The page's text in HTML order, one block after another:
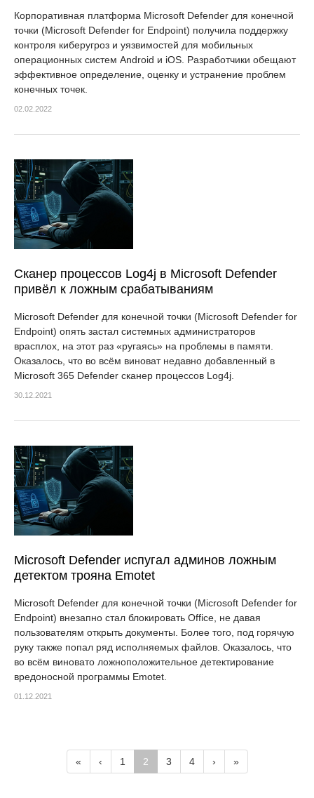
Корпоративная платформа Microsoft Defender для конечной
точки (Microsoft Defender for Endpoint) получила поддержку
контроля киберугроз и уязвимостей для мобильных
операционных систем Android и iOS. Разработчики обещают
эффективное определение, оценку и устранение проблем
конечных точек.
02.02.2022
Сканер процессов Log4j в Microsoft Defender
привёл к ложным срабатываниям
Microsoft Defender для конечной точки (Microsoft Defender for
Endpoint) опять застал системных администраторов
врасплох, на этот раз «ругаясь» на проблемы в памяти.
Оказалось, что во всём виноват недавно добавленный в
Microsoft 365 Defender сканер процессов Log4j.
30.12.2021
Microsoft Defender испугал админов ложным
детектом трояна Emotet
Microsoft Defender для конечной точки (Microsoft Defender for
Endpoint) внезапно стал блокировать Office, не давая
пользователям открыть документы. Более того, под горячую
руку также попал ряд исполняемых файлов. Оказалось, что
во всём виновато ложноположительное детектирование
вредоносной программы Emotet.
01.12.2021
« ‹ 1 2 3 4 › »